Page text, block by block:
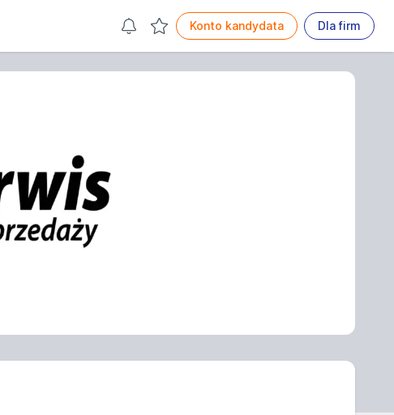
Konto kandydata Dla firm